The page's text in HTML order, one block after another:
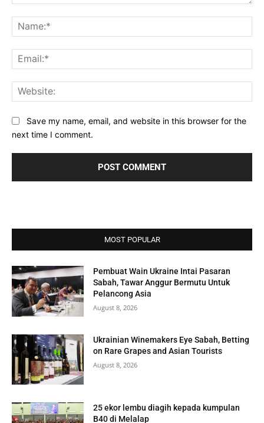
Save my name, email, and website in this browser for the
next time I comment.
MOST POPULAR
Pembuat Wain Ukraine Intai Pasaran
Sabah, Tawar Anggur Bermutu Untuk
Pelancong Asia
August 8, 2026
Ukrainian Winemakers Eye Sabah, Betting
on Rare Grapes and Asian Tourists
August 8, 2026
25 ekor lembu diagih kepada kumpulan
B40 di Melalap